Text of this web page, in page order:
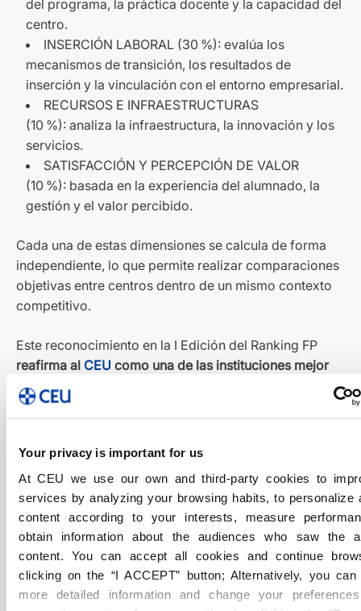
Your privacy is important for us
At CEU we use our own and third-party cookies to
services by analyzing your browsing habits, to personalize
content according to your interests, measure
obtain information about the audiences who saw the
content. You can accept all cookies and continue
clicking on the “I ACCEPT” button; Alternatively, you
more detailed information and change your
del programa, la práctica docente y la capacidad del
centro.
INSERCIÓN LABORAL (30 %): evalúa los
mecanismos de transición, los resultados de
inserción y la vinculación con el ​​​​entorno empresarial.
RECURSOS E INFRAESTRUCTURAS
(10 %): analiza la infraestructura, la innovación y los
servicios.
SATISFACCIÓN Y PERCEPCIÓN DE VALOR
(10 %): basada en la experiencia del alumnado, la
gestión y el valor percibido.
Cada una de estas dimensiones se calcula de forma
independiente, lo que permite realizar comparaciones
objetivas entre centros dentro de un mismo contexto
competitivo.
Este reconocimiento en la I Edición del Ranking FP
reafirma al CEU como una de las instituciones m​ejor
posicionadas en todas las etapas formativas,
de un marco de evaluación multidimensional.
Comparte este artículo
Copy
Artículos Relacionados